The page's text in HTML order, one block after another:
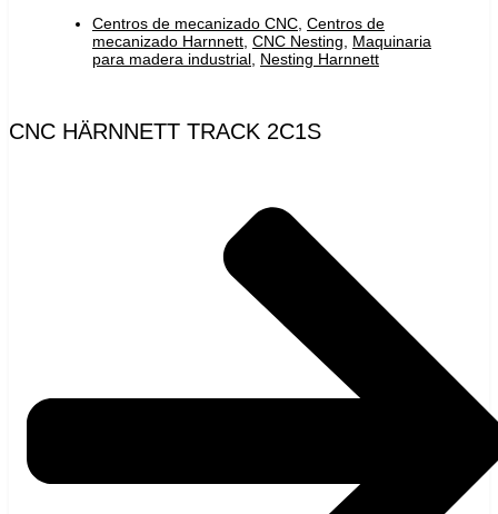
Centros de mecanizado CNC Centros de
mecanizado Harnnett CNC Nesting
Maquinaria
para madera industrial Nesting Harnnett
CNC HÄRNNETT TRACK 2C1S